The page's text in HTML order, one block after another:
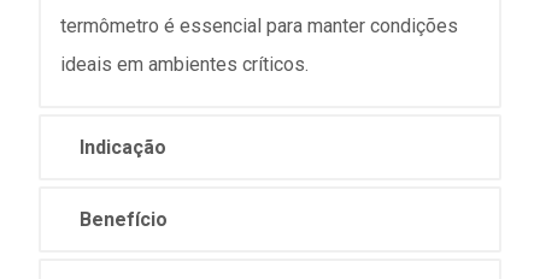
termômetro é essencial para manter condições
ideais em ambientes críticos.
Indicação
Benefício